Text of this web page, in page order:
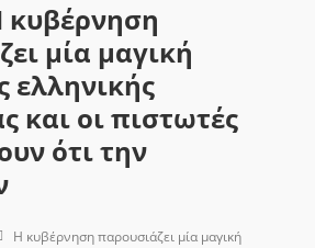
κυβέρνηση
μία μαγική
ελληνικής
και οι πιστωτές
ότι την
Η κυβέρνηση παρουσιάζει μία μαγική